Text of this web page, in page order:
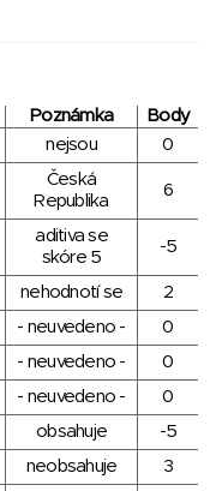
Poznámka
Body
nejsou 0
Česká
Republika
6
aditiva se
skóre 5
-5
nehodnotí se
2
- neuvedeno -
0
- neuvedeno -
0
- neuvedeno -
0
obsahuje
-5
neobsahuje
3